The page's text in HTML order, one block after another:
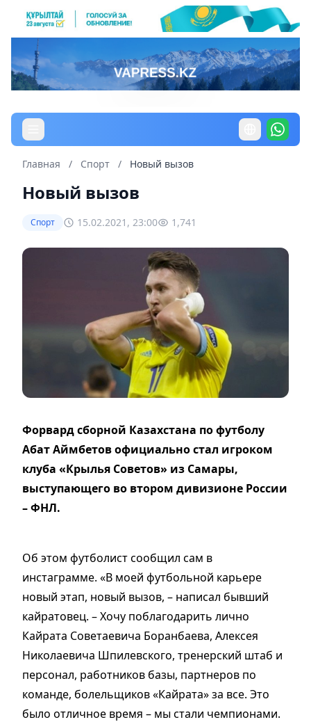
Главная / Спорт / Новый вызов
Новый вызов
Спорт 15.02.2021, 23:00 1,741
Форвард сборной Казахстана по футболу
Абат Аймбетов официально стал игроком
клуба «Крылья Советов» из Самары,
выступающего во втором дивизионе России
– ФНЛ.
Об этом футболист сообщил сам в
инстаграмме. «В моей футбольной карьере
новый этап, новый вызов, – написал бывший
кайратовец. – Хочу поблагодарить лично
Кайрата Советаевича Боранбаева, Алексея
Николаевича Шпилевского, тренерский штаб и
персонал, работников базы, партнеров по
команде, болельщиков «Кайрата» за все. Это
было отличное время – мы стали чемпионами.